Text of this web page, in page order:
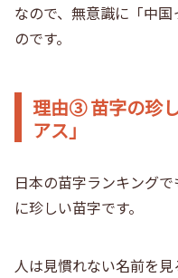
なので、無意識に「中
のです。
理由③ 苗字の珍
アス」
日本の苗字ランキング
に珍しい苗字です。
人は見慣れない名前を見